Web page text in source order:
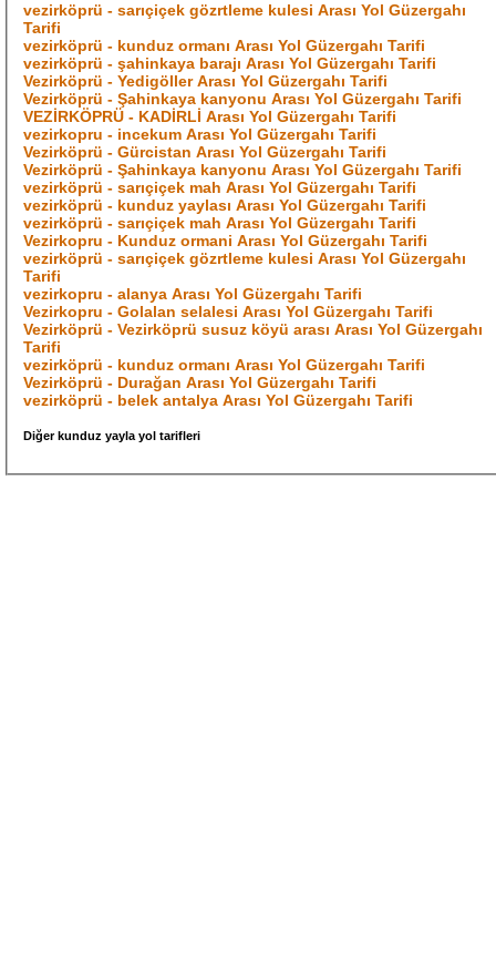
vezirköprü - sarıçiçek gözrtleme kulesi Arası Yol Güzergahı
Tarifi
vezirköprü - kunduz ormanı Arası Yol Güzergahı Tarifi
vezirköprü - şahinkaya barajı Arası Yol Güzergahı Tarifi
Vezirköprü - Yedigöller Arası Yol Güzergahı Tarifi
Vezirköprü - Şahinkaya kanyonu Arası Yol Güzergahı Tarifi
VEZİRKÖPRÜ - KADİRLİ Arası Yol Güzergahı Tarifi
vezirkopru - incekum Arası Yol Güzergahı Tarifi
Vezirköprü - Gürcistan Arası Yol Güzergahı Tarifi
Vezirköprü - Şahinkaya kanyonu Arası Yol Güzergahı Tarifi
vezirköprü - sarıçiçek mah Arası Yol Güzergahı Tarifi
vezirköprü - kunduz yaylası Arası Yol Güzergahı Tarifi
vezirköprü - sarıçiçek mah Arası Yol Güzergahı Tarifi
Vezirkopru - Kunduz ormani Arası Yol Güzergahı Tarifi
vezirköprü - sarıçiçek gözrtleme kulesi Arası Yol Güzergahı
Tarifi
vezirkopru - alanya Arası Yol Güzergahı Tarifi
Vezirkopru - Golalan selalesi Arası Yol Güzergahı Tarifi
Vezirköprü - Vezirköprü susuz köyü arası Arası Yol Güzergahı
Tarifi
vezirköprü - kunduz ormanı Arası Yol Güzergahı Tarifi
Vezirköprü - Durağan Arası Yol Güzergahı Tarifi
vezirköprü - belek antalya Arası Yol Güzergahı Tarifi
Diğer kunduz yayla yol tarifleri